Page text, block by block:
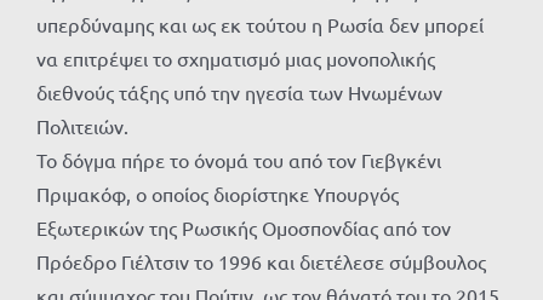
υπερδύναμης και ως εκ τούτου η Ρωσία δεν μπορεί
να επιτρέψει το σχηματισμό μιας μονοπολικής
διεθνούς τάξης υπό την ηγεσία των Ηνωμένων
Πολιτειών.
Το δόγμα πήρε το όνομά του από τον Γιεβγκένι
Πριμακόφ, ο οποίος διορίστηκε Υπουργός
Εξωτερικών της Ρωσικής Ομοσπονδίας από τον
Πρόεδρο Γιέλτσιν το 1996 και διετέλεσε σύμβουλος
και σύμμαχος του Πούτιν, ως τον θάνατό του το 2015.